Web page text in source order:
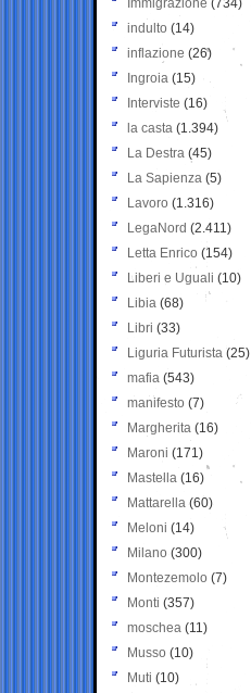
Immigrazione (734)
indulto (14)
inflazione (26)
Ingroia (15)
Interviste (16)
la casta (1.394)
La Destra (45)
La Sapienza (5)
Lavoro (1.316)
LegaNord (2.411)
Letta Enrico (154)
Liberi e Uguali (10)
Libia (68)
Libri (33)
Liguria Futurista (25)
mafia (543)
manifesto (7)
Margherita (16)
Maroni (171)
Mastella (16)
Mattarella (60)
Meloni (14)
Milano (300)
Montezemolo (7)
Monti (357)
moschea (11)
Musso (10)
Muti (10)